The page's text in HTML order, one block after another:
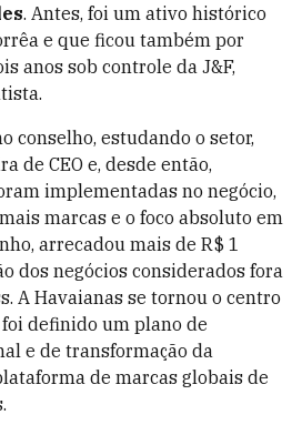
. Antes, foi um ativo histórico
e que ficou também por
anos sob controle da J&F,
conselho, estudando o setor,
de CEO e, desde então,
implementadas no negócio,
marcas e o foco absoluto em
arrecadou mais de R$ 1
dos negócios considerados fora
A Havaianas se tornou o centro
definido um plano de
e de transformação da
de marcas globais de